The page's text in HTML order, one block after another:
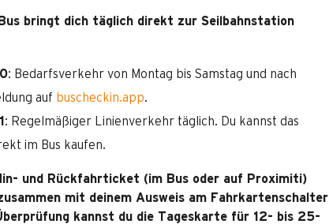
bringt dich täglich direkt zur Seilbahnstation
: Bedarfsverkehr von Montag bis Samstag und nach
auf buscheckin.app.
: Regelmäßiger Linienverkehr täglich. Du kannst das
im Bus kaufen.
und Rückfahrticket (im Bus oder auf Proximiti)
mit deinem Ausweis am Fahrkartenschalter
kannst du die Tageskarte für 12- bis 25-